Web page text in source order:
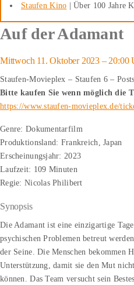
Staufen Kino | Über 100 Jahre
Auf der Adamant
Mittwoch 11. Oktober 2023 – 20:00
Staufen-Movieplex – Staufen 6 –
Bitte kaufen Sie wenn möglich die
https://www.staufen-movieplex.de/
Genre: Dokumentarfilm
Produktionsland: Frankreich, Japan
Erscheinungsjahr: 2023
Laufzeit: 109 Minuten
Regie: Nicolas Philibert
Synopsis
Die Adamant ist eine einzigartige
psychischen Problemen betreut
der Seine. Die Menschen
Unterstützung, damit sie den Mut
können. Das Team versucht sein